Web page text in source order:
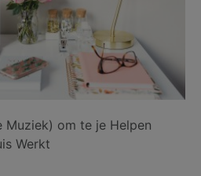
Muziek) om te je Helpen
Werkt